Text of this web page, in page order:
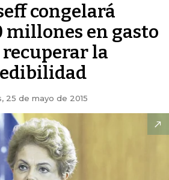
congelará
millones en gasto
recuperar la
25 de mayo de 2015